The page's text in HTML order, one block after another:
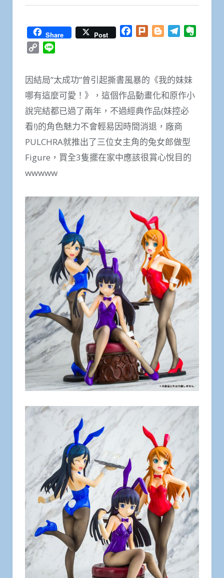
Share Post Facebook
Plurk BloggerTelegram
Copy
因結局”太成功”曾引起撕書風暴的《我的妹妹
哪有這麼可愛！》，這個作品動畫化和原作小
說完結都已過了兩年，不過經典作品(妹控必
看!)的角色魅力不會輕易因時間消退，廠商
PULCHRA就推出了三位女主角的兔女郎做型
Figure，買全3隻擺在家中應該很賞心悅目的
wwwww